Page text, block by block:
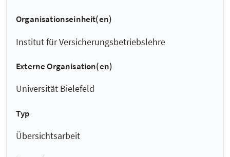
Organisationseinheit(en)
Institut für Versicherungsbetriebslehre
Externe Organisation(en)
Universität Bielefeld
Typ
Übersichtsarbeit